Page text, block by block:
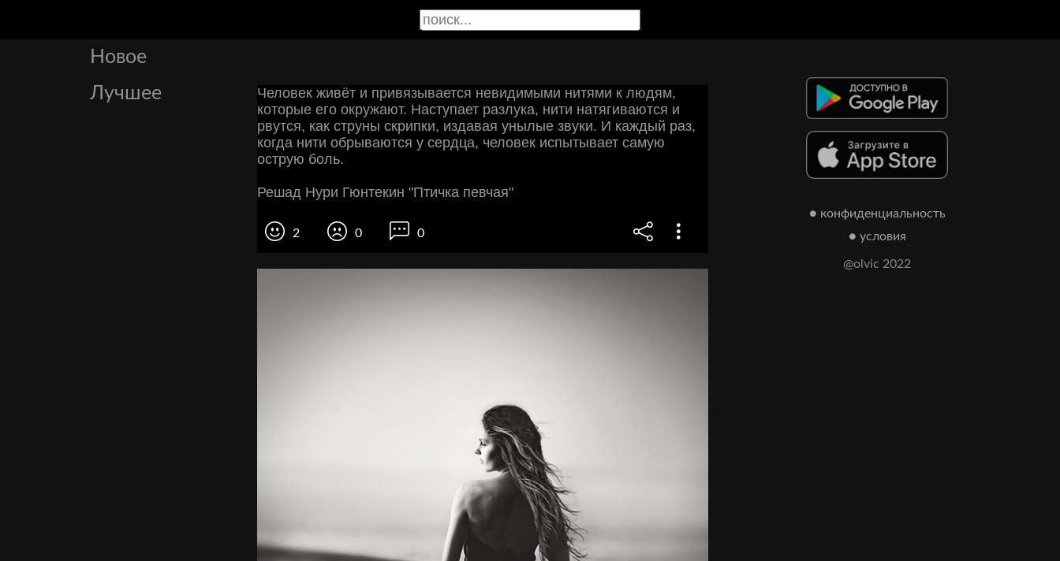
Новое
Лучшее
Человек живёт и привязывается невидимыми нитями к людям,
которые его окружают. Наступает разлука, нити натягиваются и
рвутся, как струны скрипки, издавая унылые звуки. И каждый раз,
когда нити обрываются у сердца, человек испытывает самую
острую боль.
Решад Нури Гюнтекин "Птичка певчая"
2 0 0
● конфиденциальность
● условия
@olvic 2022